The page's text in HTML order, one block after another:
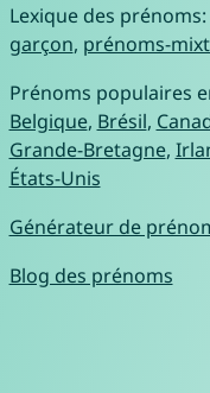
Lexique des prénoms:
garçon, prénoms-
Prénoms populaires
Belgique, Brésil,
Grande-Bretagne,
États-Unis
Générateur de
Blog des prénoms